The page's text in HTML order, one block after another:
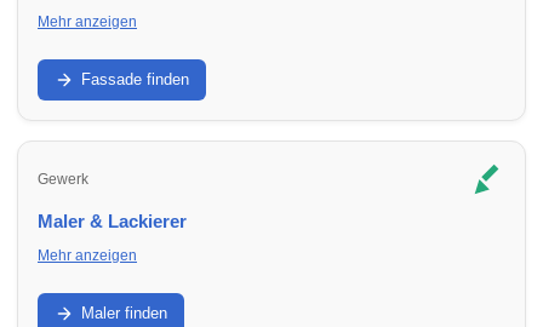
Mehr anzeigen
Putz, WDVS, Anstrich und Sanierung: Finde
Fassadenbetriebe in Umbgebungen für Schutz, Optik und
Energieeffizienz.
Fassade finden
Gewerk
Maler & Lackierer
Mehr anzeigen
Innenräume, Fassade, Lacke, Tapezieren: Finde
Malerbetriebe in Umbgebungen für Renovierung und
Maler finden